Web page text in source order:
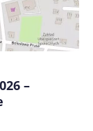
podczas
–